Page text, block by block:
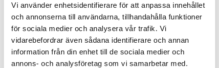
Vi använder enhetsidentifierare för att anpassa innehållet
och annonserna till användarna, tillhandahålla funktioner
för sociala medier och analysera vår trafik. Vi
vidarebefordrar även sådana identifierare och annan
information från din enhet till de sociala medier och
annons- och analysföretag som vi samarbetar med.
14 470,00KR